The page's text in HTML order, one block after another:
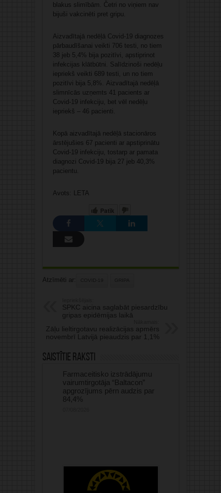
blakus slimībām. Četri no viņiem nav
bijuši vakcinēti pret gripu.
Aizvadītajā nedēļā Covid-19 diagnozes
pārbaudīšanai veikti 706 testi, no tiem
38 jeb 5,4% bija pozitīvi, apstiprinot
infekcijas klātbūtni. Salīdzinoši nedēļu
iepriekš veikti 689 testi, un no tiem
pozitīvi bija 5,8%. Aizvadītajā nedēļā
slimnīcās uzņemts 41 pacients ar
Covid-19 infekciju, bet vēl nedēļu
iepriekš – 46 pacienti.
Kopā aizvadītajā nedēļā stacionāros
ārstējušies 67 pacienti ar apstiprinātu
Covid-19 infekciju, tostarp ar pamata
diagnozi Covid-19 bija 27 jeb 40,3%
pacientu.
Avots: LETA
Patīk
Atzīmēti ar: COVID-19 GRIPA
SPKC aicina saglabāt piesardzību
gripas epidēmijas laikā
Zāļu lieltirgotavu realizācijas apmērs
novembrī Latvijā pieaudzis par 1,1%
Saistītie raksti
Farmaceitisko izstrādājumu
vairumtirgotāja “Baltacon”
apgrozījums pērn audzis par
84,4%